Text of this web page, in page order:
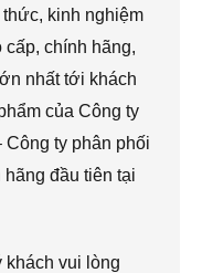
kinh nghiệm
chính hãng,
nhất tới khách
của Công ty
ty phân phối
đầu tiên tại
vui lòng